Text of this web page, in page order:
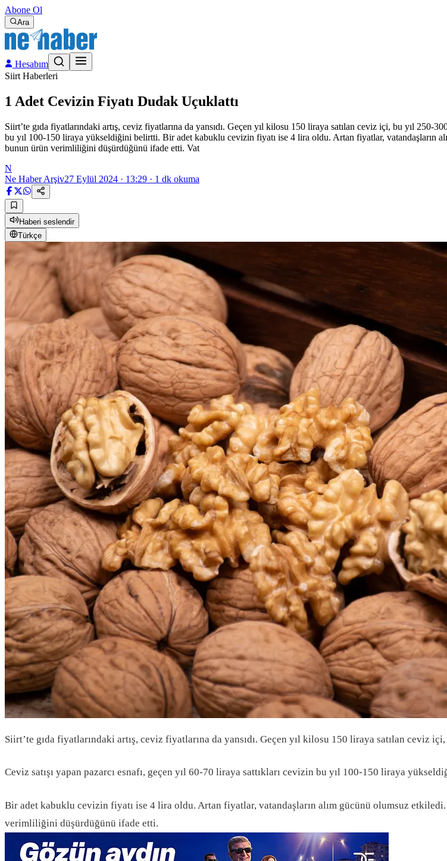
Abone Ol
Ara
Hesabım
Siirt Haberleri
1 Adet Cevizin Fiyatı Dudak Uçuklattı
Siirt’te gıda fiyatlarındaki artış, ceviz fiyatlarına da yansıdı. Geçen yıl kilosu 150 liraya satılan ceviz içi, bu yıl 250-
bu yıl 100-150 liraya yükseldiğini belirtti. Bir adet kabuklu cevizin fiyatı ise 4 lira oldu. Artan fiyatlar, vatandaşların
bunun ürün verimliliğini düşürdüğünü ifade etti. Vat
N
Ne Haber Arşiv27 Eylül 2024 · 13:29 · 1 dk okuma
Haberi seslendir
Türkçe
Siirt’te gıda fiyatlarındaki artış, ceviz fiyatlarına da yansıdı. Geçen yıl kilosu 150 liraya satılan ceviz
Ceviz satışı yapan pazarcı esnafı, geçen yıl 60-70 liraya sattıkları cevizin bu yıl 100-150 liraya
Bir adet kabuklu cevizin fiyatı ise 4 lira oldu. Artan fiyatlar, vatandaşların alım gücünü olumsuz
verimliliğini düşürdüğünü ifade etti.